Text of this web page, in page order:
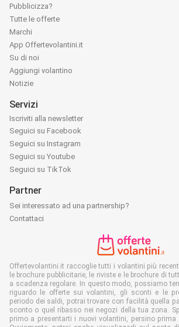
Pubblicizza?
Tutte le offerte
Marchi
App Offertevolantini.it
Su di noi
Aggiungi volantino
Notizie
Servizi
Iscriviti alla newsletter
Seguici su Facebook
Seguici su Instagram
Seguici su Youtube
Seguici su TikTok
Partner
Sei interessato ad una partnership?
Contattaci
Offertevolantini.it raccoglie tutti i volantini più
le brochure pubblicitarie, le riviste e le brochure di
a scadenza regolare. In questo modo, possiamo
riguardo le offerte sui volantini, gli sconti e le
periodo dei saldi, potrai trovare con facilità quella
sconto o quel ribasso nei negozi della tua zona.
primo a presentarti i nuovi volantini, persino prima